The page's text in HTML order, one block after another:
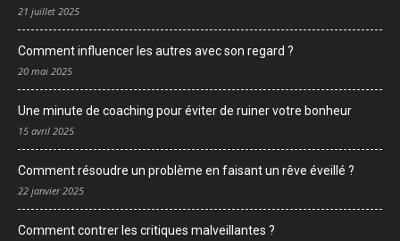
21 juillet 2025
Comment influencer les autres avec son regard ?
20 mai 2025
Une minute de coaching pour éviter de ruiner votre bonheur
15 avril 2025
Comment résoudre un problème en faisant un rêve éveillé ?
22 janvier 2025
Comment contrer les critiques malveillantes ?